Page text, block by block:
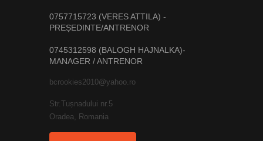
0757715723 (VERES ATTILA) -
PREȘEDINTE/ANTRENOR
0745312598 (BALOGH HAJNALKA)-
MANAGER / ANTRENOR
bcrookies2010@yahoo.ro
Str.Tușnadului nr.5
Oradea, Romania